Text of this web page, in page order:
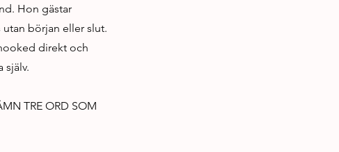
Hon gästar
utan början eller slut.
direkt och
själv.
TRE ORD SOM